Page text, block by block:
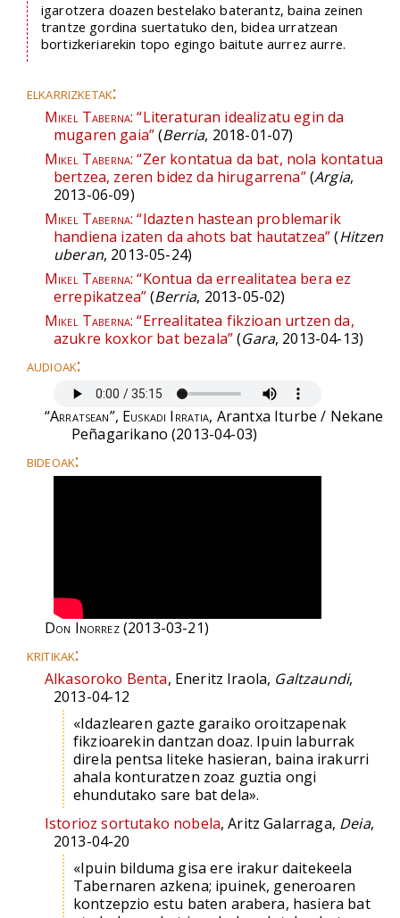
igarotzera doazen bestelako baterantz, baina zeinen
trantze gordina suertatuko den, bidea urratzean
bortizkeriarekin topo egingo baitute aurrez aurre.
elkarrizketak:
Mikel Taberna: “Literaturan idealizatu egin da
mugaren gaia”(Berria, 2018-01-07)
Mikel Taberna: “Zer kontatua da bat, nola kontatua
bertzea, zeren bidez da hirugarrena”(Argia,
2013-06-09)
Mikel Taberna: “Idazten hastean problemarik
handiena izaten da ahots bat hautatzea”(Hitzen
uberan, 2013-05-24)
Mikel Taberna: “Kontua da errealitatea bera ez
errepikatzea”(Berria, 2013-05-02)
Mikel Taberna: “Errealitatea fikzioan urtzen da,
azukre koxkor bat bezala”(Gara, 2013-04-13)
audioak:
“Arratsean”, Euskadi Irratia, Arantxa Iturbe / Nekane
Peñagarikano (2013-04-03)
bideoak:
Don Inorrez(2013-03-21)
kritikak:
Alkasoroko Benta, Eneritz Iraola, Galtzaundi,
2013-04-12
«Idazlearen gazte garaiko oroitzapenak
fikzioarekin dantzan doaz. Ipuin laburrak
direla pentsa liteke hasieran, baina irakurri
ahala konturatzen zoaz guztia ongi
ehundutako sare bat dela».
Istorioz sortutako nobela, Aritz Galarraga, Deia,
2013-04-20
«Ipuin bilduma gisa ere irakur daitekeela
Tabernaren azkena; ipuinek, generoaren
kontzepzio estu baten arabera, hasiera bat